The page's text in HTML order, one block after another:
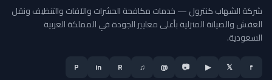
شركة الشهاب كنترول — خدمات مكافحة الحشرات والآفات والتنظيف ونقل
العفش والصيانة المنزلية بأعلى معايير الجودة في المملكة العربية
السعودية.
f
𝕏
▶
📷
@
♫
R
in
P